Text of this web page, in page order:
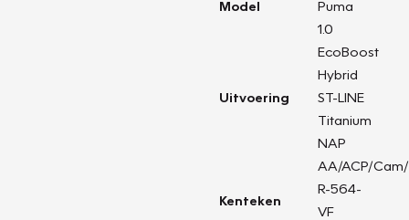
Model
Puma
Uitvoering
1.0
EcoBoost
Hybrid
ST-LINE
Titanium
NAP
AA/ACP/
Kenteken
R-564-
VF